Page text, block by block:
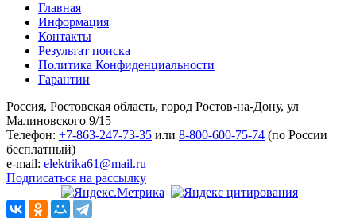
Главная
Информация
Контакты
Результат поиска
Политика Конфиденциальности
Гарантии
Россия, Ростовская область, город Ростов-на-Дону, ул
Малиновского 9/15
Телефон: +7-863-247-73-35 или 8-800-600-75-74 (по России
бесплатный)
e-mail: elektrika61@mail.ru
Подписаться на рассылку